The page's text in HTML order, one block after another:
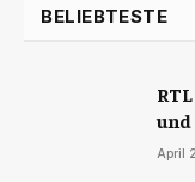
BELIEBTESTE
April